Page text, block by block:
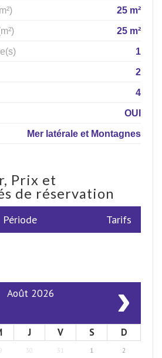
25 m²
25 m²
1
2
4
OUI
Mer latérale et Montagnes
Prix et
de réservation
Période Tarifs
Août 2026 ›
J V S D
30 31 1 2